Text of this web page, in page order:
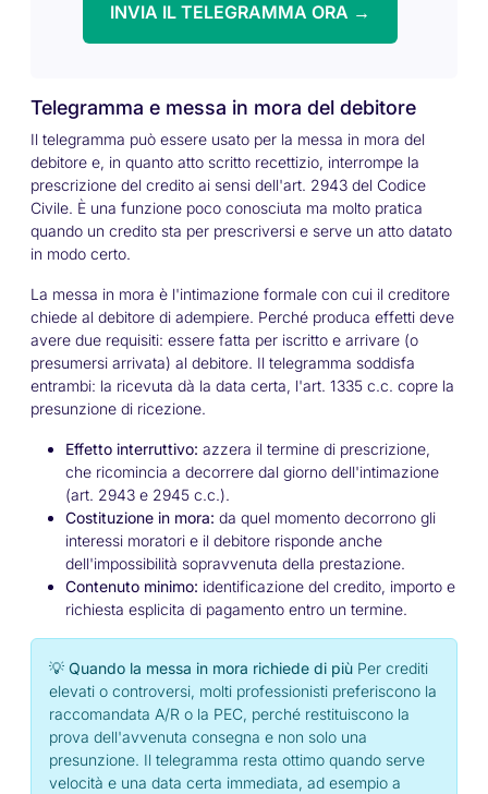
INVIA IL TELEGRAMMA ORA →
Telegramma e messa in mora del debitore
Il telegramma può essere usato per la messa in mora del
debitore e, in quanto atto scritto recettizio, interrompe la
prescrizione del credito ai sensi dell'art. 2943 del Codice
Civile. È una funzione poco conosciuta ma molto pratica
quando un credito sta per prescriversi e serve un atto datato
in modo certo.
La messa in mora è l'intimazione formale con cui il creditore
chiede al debitore di adempiere. Perché produca effetti deve
avere due requisiti: essere fatta per iscritto e arrivare (o
presumersi arrivata) al debitore. Il telegramma soddisfa
entrambi: la ricevuta dà la data certa, l'art. 1335 c.c. copre la
presunzione di ricezione.
Effetto interruttivo: azzera il termine di prescrizione,
che ricomincia a decorrere dal giorno dell'intimazione
(art. 2943 e 2945 c.c.).
Costituzione in mora: da quel momento decorrono gli
interessi moratori e il debitore risponde anche
dell'impossibilità sopravvenuta della prestazione.
Contenuto minimo: identificazione del credito, importo e
richiesta esplicita di pagamento entro un termine.
💡 Quando la messa in mora richiede di più Per crediti
elevati o controversi, molti professionisti preferiscono la
raccomandata A/R o la PEC, perché restituiscono la
prova dell'avvenuta consegna e non solo una
presunzione. Il telegramma resta ottimo quando serve
velocità e una data certa immediata, ad esempio a